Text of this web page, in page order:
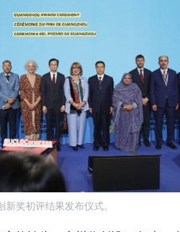
奖初评结果发布仪式。